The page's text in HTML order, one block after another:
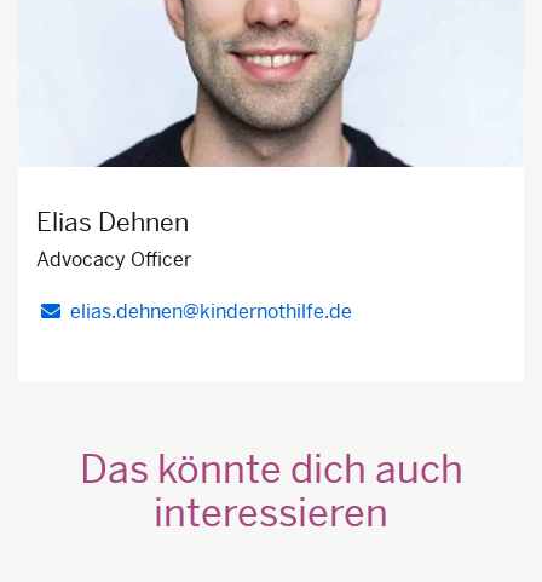
Elias Dehnen
Advocacy Officer
elias.dehnen@kindernothilfe.de
Das könnte dich auch
interessieren